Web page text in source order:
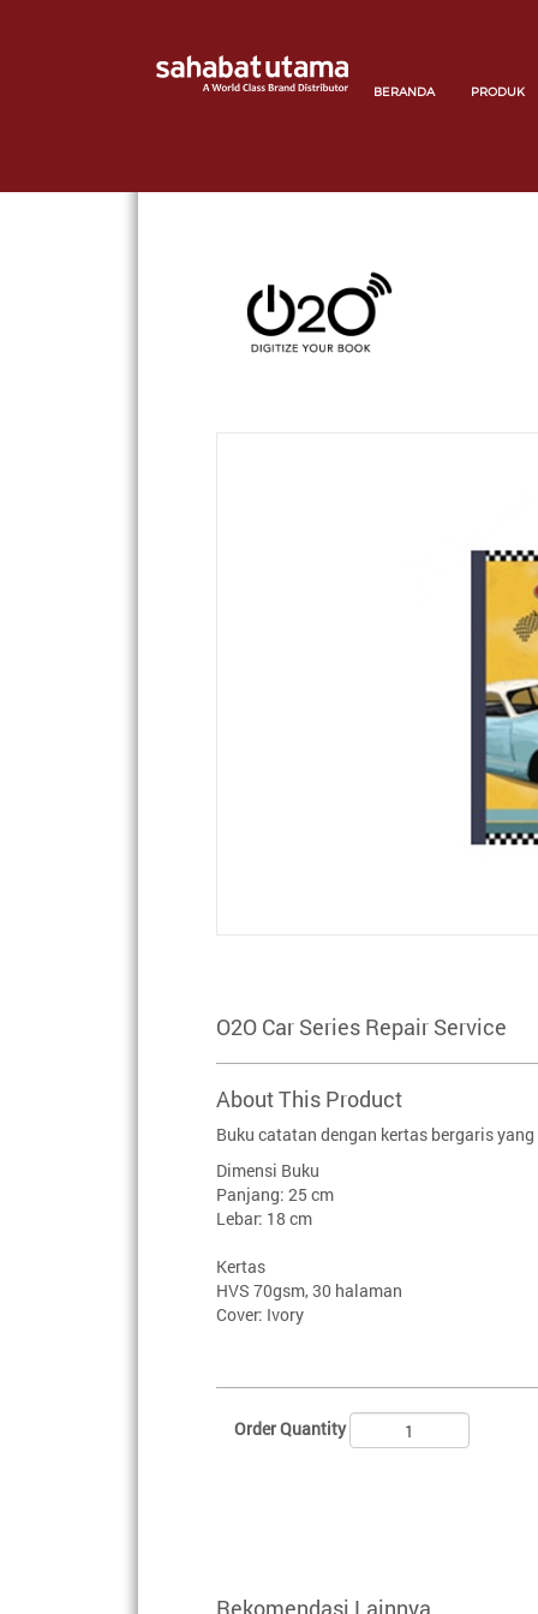
BERANDA PRODUK
O2O Car Series Repair Service
About This Product
Buku catatan dengan kertas bergaris
Dimensi Buku
Panjang: 25 cm
Lebar: 18 cm
Kertas
HVS 70gsm, 30 halaman
Cover: Ivory
Order Quantity
Rekomendasi Lainnya